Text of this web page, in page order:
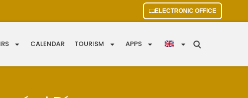
ELECTRONIC OFFICE
CALENDAR TOURISM APPS